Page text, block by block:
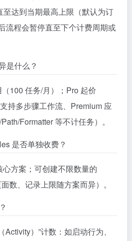
至达到当期最高上限（默认为订
流程会暂停直至下个计费周期或
是什么？
100 任务/月）；Pro 起价
持多步骤工作流、Premium 应
Formatter 等不计任务）。
是否单独收费？
方案；可创建不限数量的
数、记录上限随方案而异）。
Activity）”计数：如启动行为、